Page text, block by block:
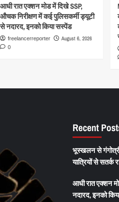
आधी रात एक्शन मोड में दिखे SSP,
औचक निरीक्षण में कई पुलिसकर्मी ड्यूटी
से नदारद, इनको किया सस्पेंड
freelancerreporter August 6, 2026
0
Recent
भूस्खलन से गंगोत्री
यात्रियों से सतर्क
आधी रात एक्शन
नदारद, इनको